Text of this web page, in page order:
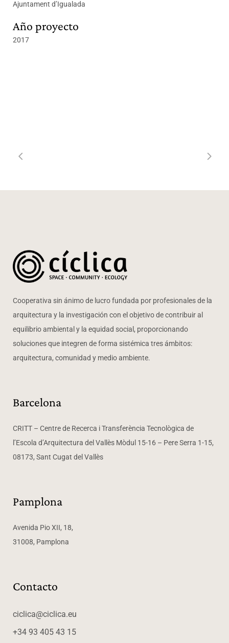
Ajuntament d’Igualada
Año proyecto
2017
Cooperativa sin ánimo de lucro fundada por profesionales de la
arquitectura y la investigación con el objetivo de contribuir al
equilibrio ambiental y la equidad social, proporcionando
soluciones que integren de forma sistémica tres ámbitos:
arquitectura, comunidad y medio ambiente.
Barcelona
CRITT – Centre de Recerca i Transferència Tecnològica de
l’Escola d’Arquitectura del Vallès Mòdul 15-16 – Pere Serra 1-15,
08173, Sant Cugat del Vallès
Pamplona
Avenida Pio XII, 18,
31008, Pamplona
Contacto
ciclica@ciclica.eu
+34 93 405 43 15